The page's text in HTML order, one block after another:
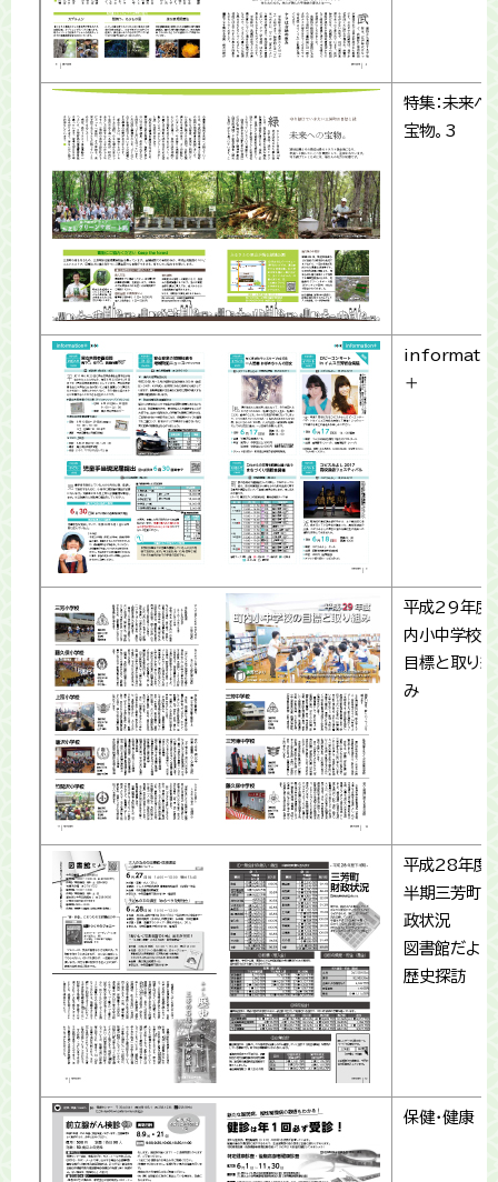
特集：未来へ
宝物。3
＋
平成29年度
内小中学校の
目標と取り組
み
平成28年度
半期三芳町財
政状況
図書館だより
歴史探訪
保健・健康